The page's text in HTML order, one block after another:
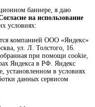
баннере, я даю
на использование
условиях:
компанией ООО «Яндекс»
ул. Л. Толстого, 16.
при помощи cookie,
Яндекса в РФ. Яндекс
установленном в условиях
данных сервисом